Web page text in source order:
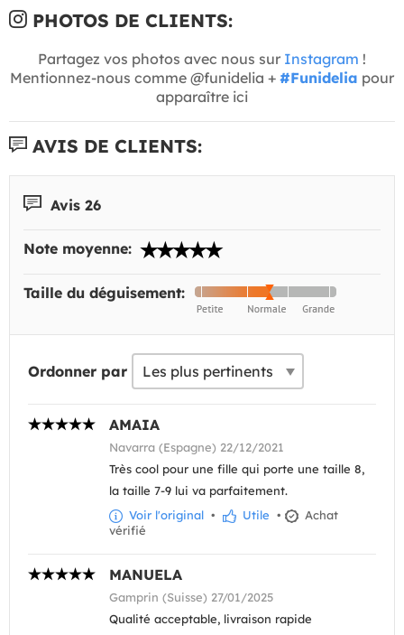
PHOTOS DE CLIENTS:
Partagez vos photos avec nous sur Instagram !
Mentionnez-nous comme @funidelia + #Funidelia pour
apparaître ici
AVIS DE CLIENTS:
Avis 26
Note moyenne:
Taille du déguisement:
Ordonner par
AMAIA
Navarra (Espagne) 22/12/2021
Très cool pour une fille qui porte une taille 8,
la taille 7-9 lui va parfaitement.
Voir l'original • Utile •
Achat
vérifié
MANUELA
Gamprin (Suisse) 27/01/2025
Qualité acceptable, livraison rapide